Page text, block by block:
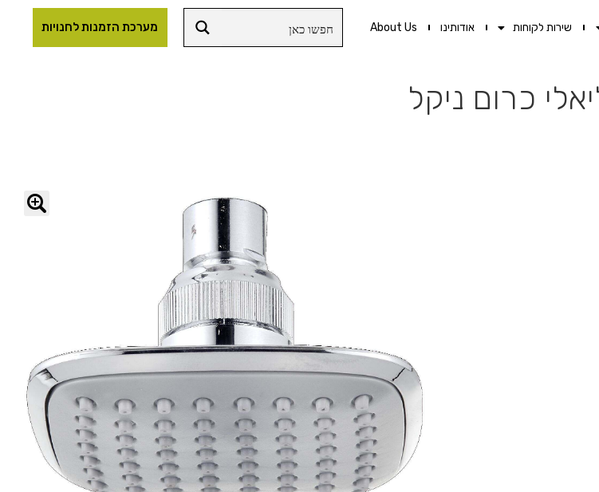
שירות לקוחות אודותינו About Us מערכת הזמנות לחנויות